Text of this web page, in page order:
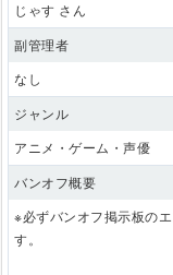
じゃす さん
副管理者
なし
ジャンル
アニメ・ゲーム・声優
バンオフ概要
※必ずバンオフ掲示板の
す。